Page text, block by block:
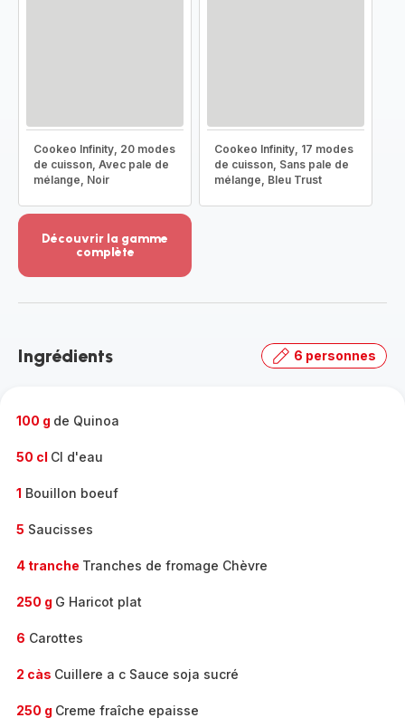
Cookeo Infinity, 20 modes
de cuisson, Avec pale de
mélange, Noir
Cookeo Infinity, 17 modes
de cuisson, Sans pale de
mélange, Bleu Trust
Découvrir la gamme
complète
-
gamme
Ingrédients 6 personnes
100 g de Quinoa
50 cl Cl d'eau
1 Bouillon boeuf
5 Saucisses
4 tranche Tranches de fromage Chèvre
250 g G Haricot plat
6 Carottes
2 càs Cuillere a c Sauce soja sucré
250 g Creme fraîche epaisse